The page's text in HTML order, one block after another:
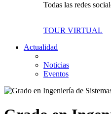
Todas las redes
TOUR VIRTUAL
Actualidad
Noticias
Eventos